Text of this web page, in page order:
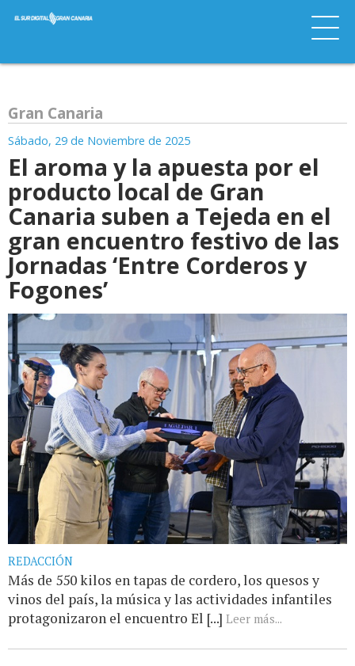
Gran Canaria
Sábado, 29 de Noviembre de 2025
El aroma y la apuesta por el
producto local de Gran
Canaria suben a Tejeda en el
gran encuentro festivo de las
Jornadas ‘Entre Corderos y
Fogones’
REDACCIÓN
Más de 550 kilos en tapas de cordero, los quesos y
vinos del país, la música y las actividades infantiles
protagonizaron el encuentro El [...] Leer más...